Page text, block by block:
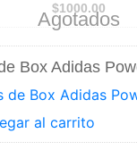
Agotados
$1000.00
Box Adidas